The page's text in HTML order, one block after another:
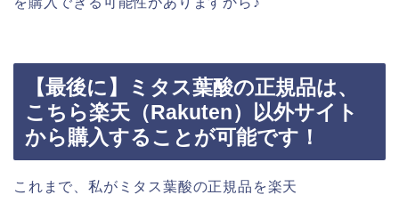
【最後に】ミタス葉酸の正規品は、
こちら楽天（Rakuten）以外サイト
から購入することが可能です！
これまで、私がミタス葉酸の正規品を楽天